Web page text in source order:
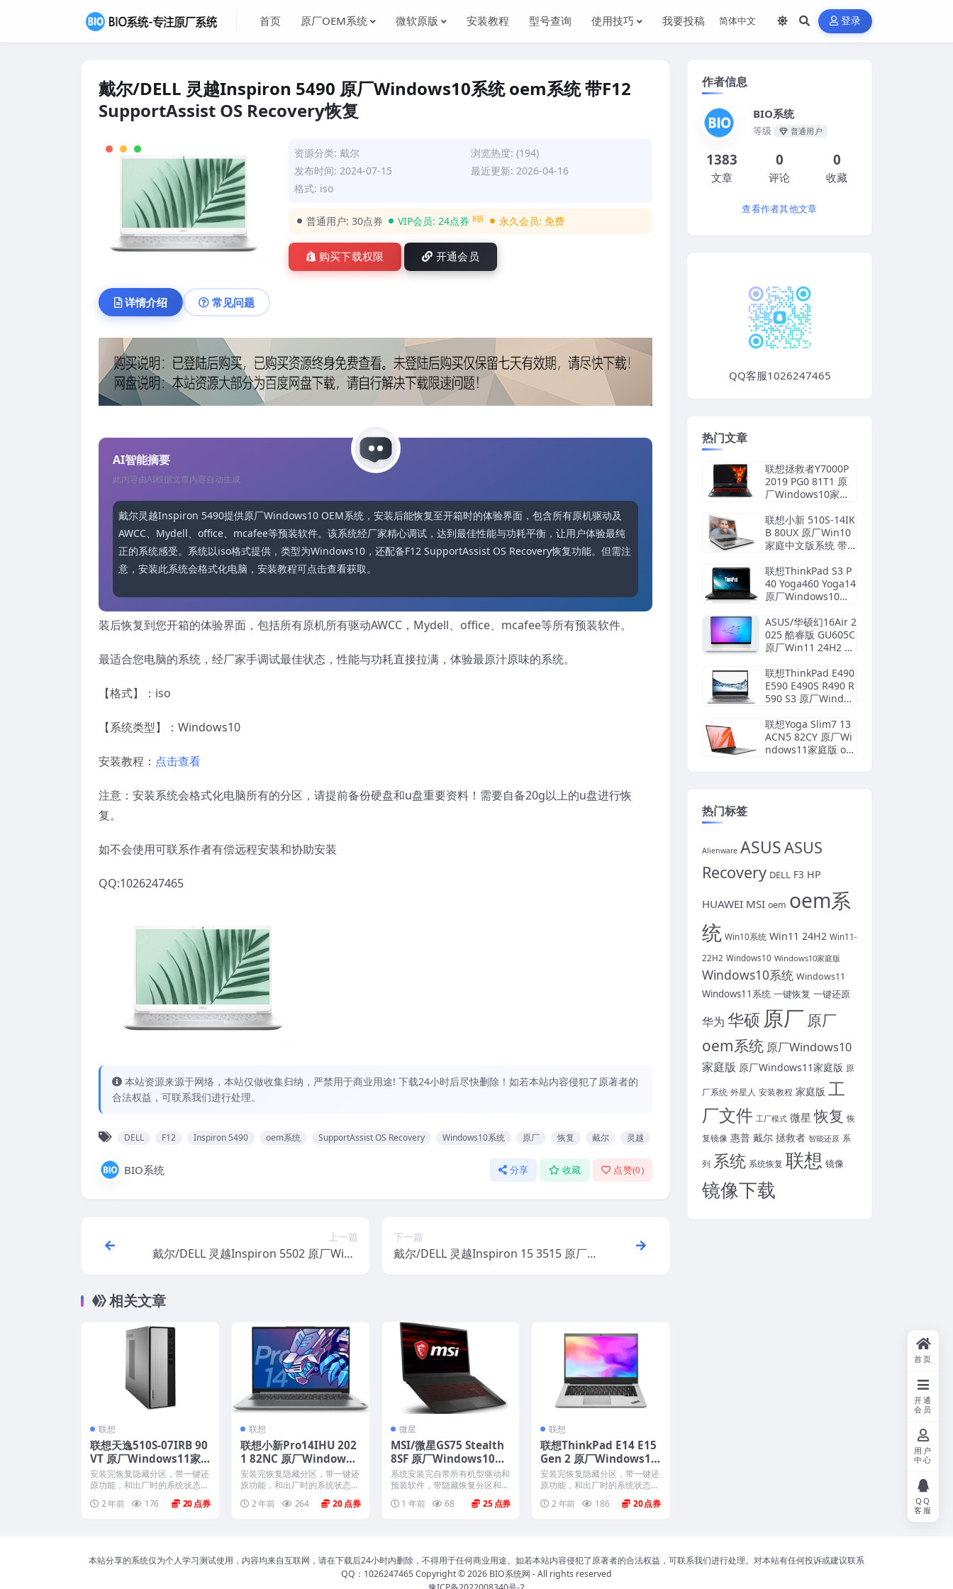
首页 原厂OEM系统 微软原版 安装教程 型号查询 使用技巧 我要投稿 登录
戴尔/DELL 灵越Inspiron 5490 原厂Windows10系统 oem系统 带F12
SupportAssist OS Recovery恢复
资源分类:戴尔
浏览热度: (194)
发布时间: 2024-07-15
最近更新: 2026-04-16
格式: iso
普通用户:30点券 VIP会员:24点券 8折 永久会员:免费
购买下载权限 开通会员
详情介绍 常见问题
AI智能摘要
此内容由AI根据文章内容自动生成
戴尔灵越Inspiron 5490提供原厂Windows10 OEM系统，安装后能恢复至开箱时的体验界面，包含所有原机驱动及
AWCC、Mydell、office、mcafee等预装软件。该系统经厂家精心调试，达到最佳性能与功耗平衡，让用户体验最纯
正的系统感受。系统以iso格式提供，类型为Windows10，还配备F12 SupportAssist OS Recovery恢复功能。但需注
意，安装此系统会格式化电脑，安装教程可点击查看获取。
装后恢复到您开箱的体验界面，包括所有原机所有驱动AWCC，Mydell、office、mcafee等所有预装软件。
最适合您电脑的系统，经厂家手调试最佳状态，性能与功耗直接拉满，体验最原汁原味的系统。
【格式】：iso
【系统类型】：Windows10
安装教程： 点击查看
注意：安装系统会格式化电脑所有的分区，请提前备份硬盘和u盘重要资料！需要自备20g以上的u盘进行恢
复。
如不会使用可联系作者有偿远程安装和协助安装
QQ:1026247465
本站资源来源于网络，本站仅做收集归纳，严禁用于商业用途! 下载24小时后尽快删除！如若本站内容侵犯了原著者的
合法权益，可联系我们进行处理。
DELL F12 Inspiron 5490 oem系统 SupportAssist OS Recovery Windows10系统 原厂 恢复 戴尔 灵越
BIO系统 分享 收藏 点赞(0)
上一篇
戴尔/DELL 灵越Inspiron 5502 原厂Wind
下一篇
戴尔/DELL 灵越Inspiron 15 3515 原厂Wi
相关文章
联想
联想天逸510S-07IRB 90
VT 原厂Windows11家
庭版 oem系统镜像下载
安装完恢复隐藏分区，带一键还
原功能，和出厂时的系统状态一
模一样。 机型(MTM)...
2 年前 176 20
联想
联想小新Pro14IHU 202
1 82NC 原厂Windows1
1家庭版 oem系统镜像下
载
安装完恢复隐藏分区，带一键还
原功能，和出厂时的系统状态一
模一样。 机型(MTM)...
2 年前 264 20
微星
MSI/微星GS75 Stealth
8SF 原厂Windows10系
统 oem系统 带F3一键恢
复
系统安装完自带所有机型驱动和
预装软件，带隐藏恢复分区和F3
一键还原，恢复到新机开...
1 年前 68 25
联想
联想ThinkPad E14 E15
Gen 2 原厂Windows10
专业版 oem系统镜像下
载
安装完恢复隐藏分区，带一键还
原功能，和出厂时的系统状态一
模一样。 机型(MTM)...
2 年前 186 20
作者信息
BIO系统
等级 普通用户
1383
文章
0
评论
0
收藏
查看作者其他文章
QQ客服1026247465
热门文章
联想拯救者Y7000P
2019 PG0 81T1 原
厂Windows10家庭
厂oem系统
联想小新 510S-14IK
B 80UX 原厂Win10
家庭中文版系统 带
联想ThinkPad S3 P
40 Yoga460 Yoga14
原厂Windows10专
下载
ASUS/华硕幻16Air 2
025 酷睿版 GU605C
原厂Win11 24H2 专
厂文件 带ASUS Rec
overy恢复
联想ThinkPad E490
E590 E490S R490 R
590 S3 原厂Windo
统镜像下载
联想Yoga Slim7 13
ACN5 82CY 原厂Wi
ndows11家庭版 oe
热门标签
Alienware ASUSASUS
Recovery DELL F3 HP
HUAWEI MSI oem oem系
统 Win10系统 Win11 24H2 Win11-
22H2 Windows10 Windows10家庭版
Windows10系统 Windows11
Windows11系统 一键恢复 一键还原
华为 华硕 原厂 原厂
oem系统 原厂Windows10
家庭版 原厂Windows11家庭版 原
厂系统 外星人 安装教程 家庭版 工
厂文件 工厂模式 微星 恢复 恢
复镜像 惠普 戴尔 拯救者 智能还原 系
列 系统 系统恢复 联想 镜像
镜像下载
本站分享的系统仅为个人学习测试使用，内容均来自互联网，请在下载后24小时内删除，不得用于任何商业用途。如若本站内容侵犯了原著者的合法权益，可联系我们进行处理。对本站有任何投诉或建议联系
QQ：1026247465 Copyright © 2026 BIO系统网 - All rights reserved
首页
开通
会员
用户
中心
QQ
客服